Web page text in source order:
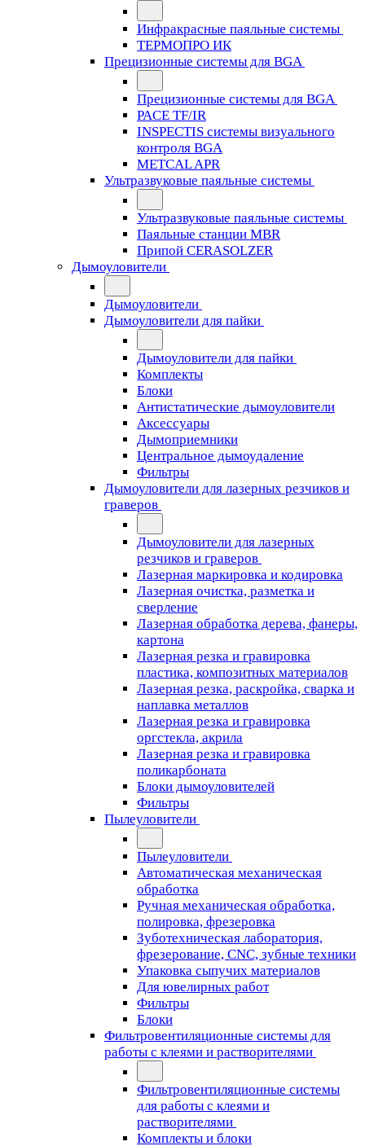
Инфракрасные паяльные системы
ТЕРМОПРО ИК
Прецизионные системы для BGA
Прецизионные системы для BGA
PACE TF/IR
INSPECTIS системы визуального
контроля BGA
METCAL APR
Ультразвуковые паяльные системы
Ультразвуковые паяльные системы
Паяльные станции MBR
Припой CERASOLZER
Дымоуловители
Дымоуловители
Дымоуловители для пайки
Дымоуловители для пайки
Комплекты
Блоки
Антистатические дымоуловители
Аксессуары
Дымоприемники
Центральное дымоудаление
Фильтры
Дымоуловители для лазерных резчиков и
граверов
Дымоуловители для лазерных
резчиков и граверов
Лазерная маркировка и кодировка
Лазерная очистка, разметка и
сверление
Лазерная обработка дерева, фанеры,
картона
Лазерная резка и гравировка
пластика, композитных материалов
Лазерная резка, раскройка, сварка и
наплавка металлов
Лазерная резка и гравировка
оргстекла, акрила
Лазерная резка и гравировка
поликарбоната
Блоки дымоуловителей
Фильтры
Пылеуловители
Пылеуловители
Автоматическая механическая
обработка
Ручная механическая обработка,
полировка, фрезеровка
Зуботехническая лаборатория,
фрезерование, CNC, зубные техники
Упаковка сыпучих материалов
Для ювелирных работ
Фильтры
Блоки
Фильтровентиляционные системы для
работы с клеями и растворителями
Фильтровентиляционные системы
для работы с клеями и
растворителями
Комплекты и блоки